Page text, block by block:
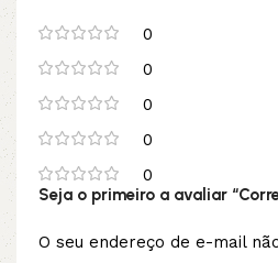
0
0
0
0
0
Seja o primeiro a avaliar
O seu endereço de e-mail